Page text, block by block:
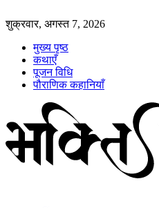
शुक्रवार, अगस्त 7, 2026
मुख्य पृष्ठ
कथाएँ
पूजन विधि
पौराणिक कहानियाँ